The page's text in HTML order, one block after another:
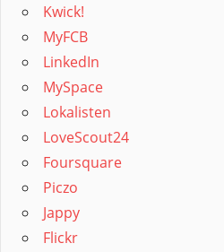
Kwick!
MyFCB
LinkedIn
MySpace
Lokalisten
LoveScout24
Foursquare
Piczo
Jappy
Flickr